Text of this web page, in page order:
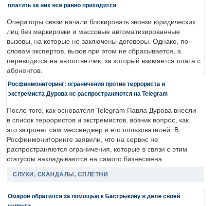
платить за них все равно приходится
Операторы связи начали блокировать звонки юридических
лиц без маркировки и массовые автоматизированные
вызовы, на которые не заключены договоры. Однако, по
словам экспертов, вызов при этом не сбрасывается, а
переводится на автоответчик, за который взимается плата с
абонентов.
Росфинмониторинг: ограничения против террориста и
экстремиста Дурова не распространяются на Telegram
После того, как основателя Telegram Павла Дурова внесли
в список террористов и экстремистов, возник вопрос, как
это затронет сам мессенджер и его пользователей. В
Росфинмониторинге заявили, что на сервис не
распространяются ограничения, которые в связи с этим
статусом накладываются на самого бизнесмена.
СЛУХИ, СКАНДАЛЫ, СПЛЕТНИ
Омаров обратился за помощью к Бастрыкину в деле своей